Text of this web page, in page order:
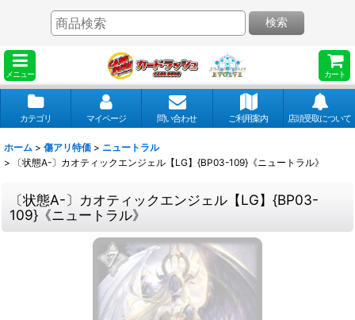
メニュー カート
検索
カテゴリ マイページ 問い合わせ ご利用案内 店頭受取について
ホーム > 傷アリ特価 > ニュートラル
>
〔状態A-〕カオティックエンジェル【LG】{BP03-109}《ニュートラル》
〔状態A-〕カオティックエンジェル【LG】{BP03-
109}《ニュートラル》